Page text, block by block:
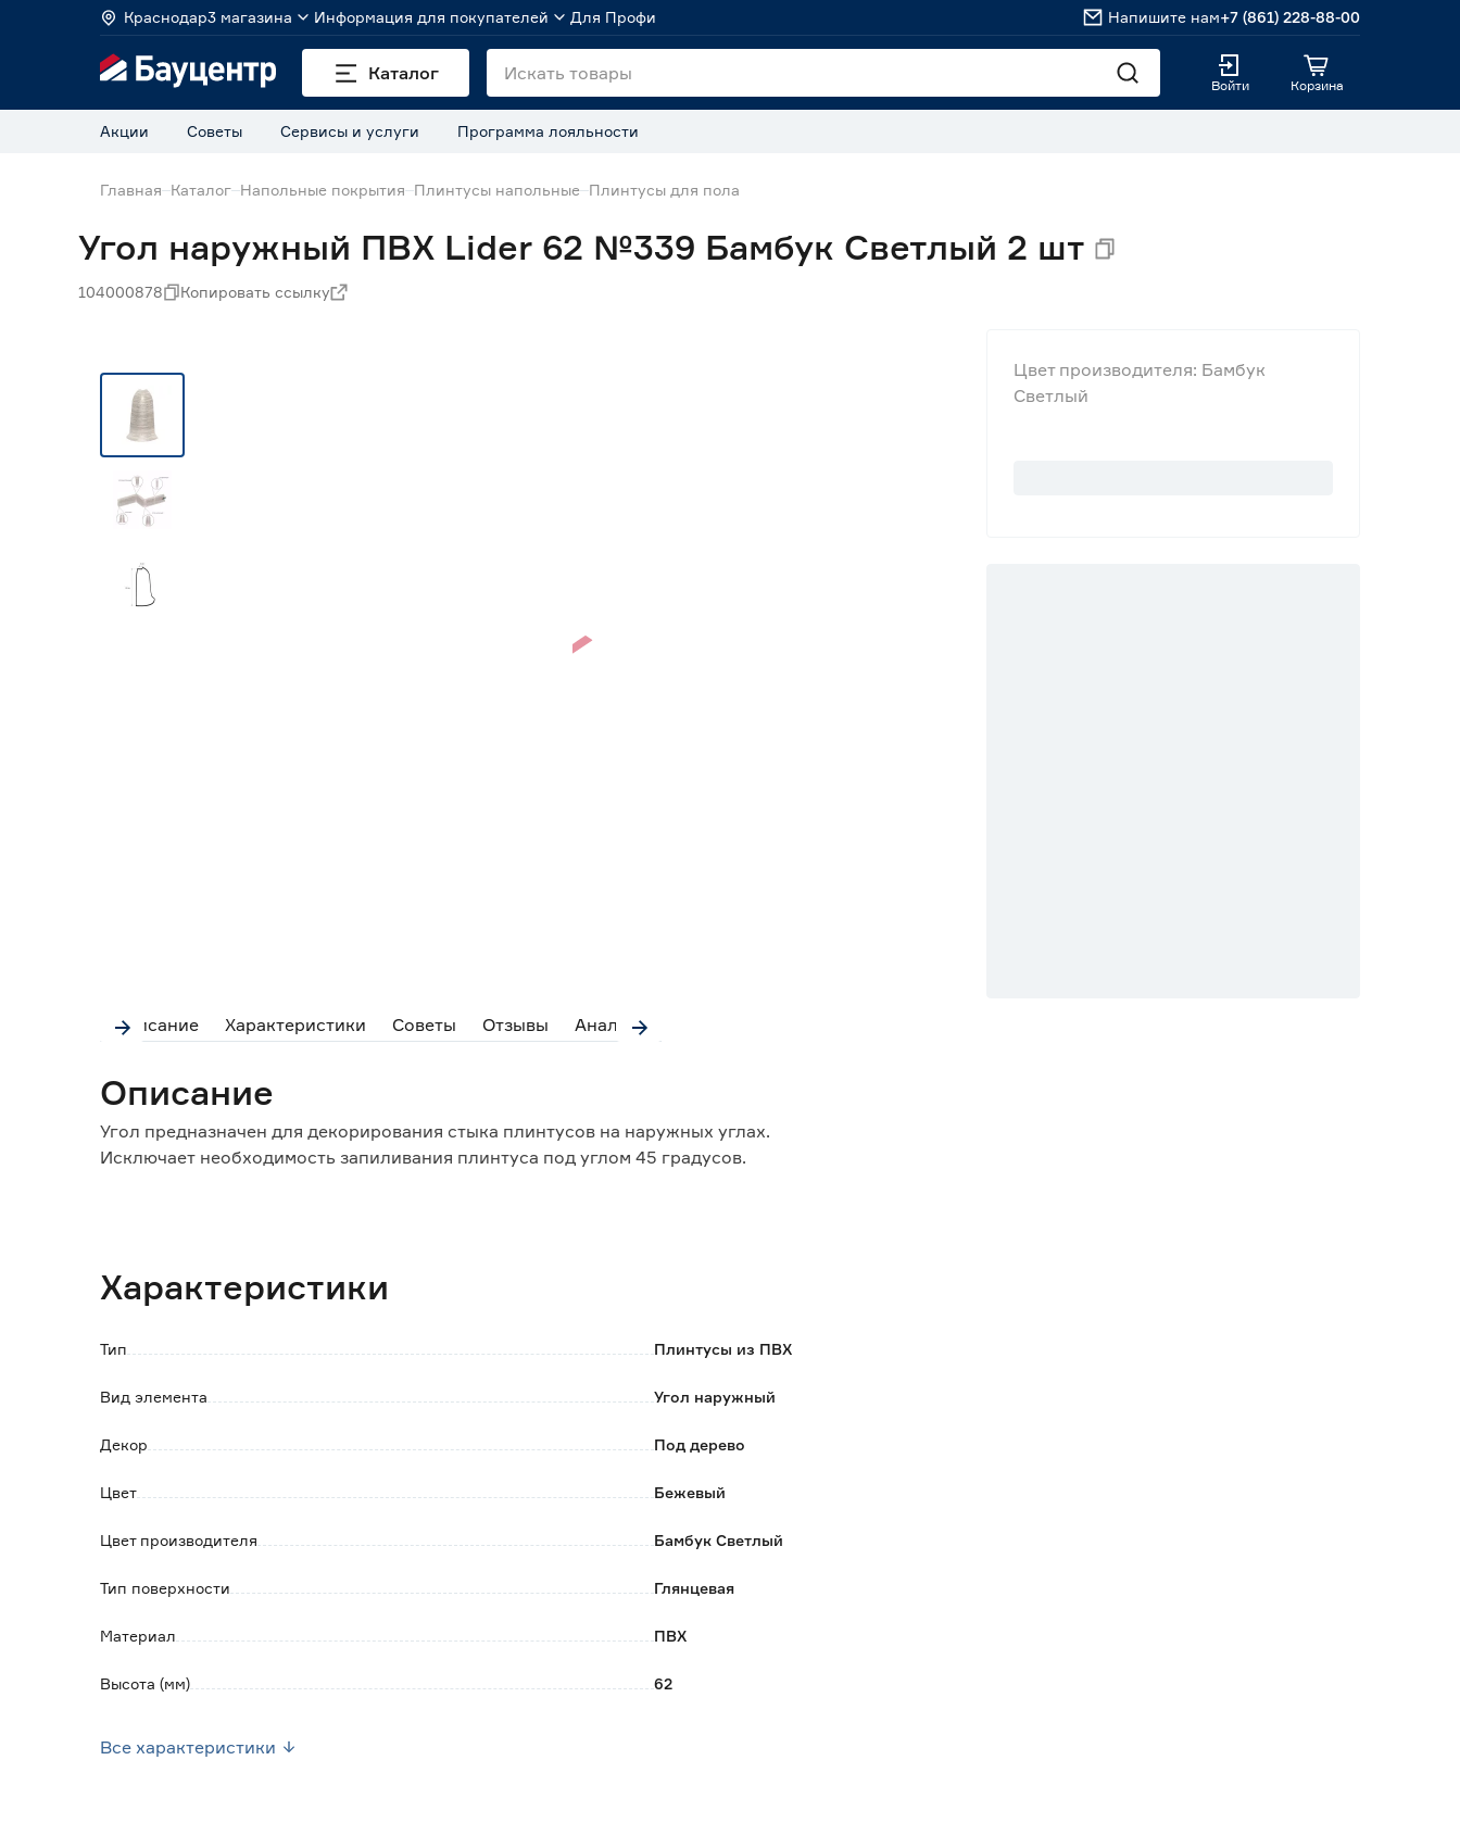
Краснодар3 магазина Информация для покупателей Для Профи Напишите нам+7 (861) 228-88-00
Каталог
Войти Корзина
Акции Советы Сервисы и услуги Программа лояльности
Главная Каталог Напольные покрытия Плинтусы напольные Плинтусы для пола
Угол наружный ПВХ Lider 62 №339 Бамбук Светлый 2 шт
104000878 Копировать ссылку
Описание Характеристики Советы Отзывы Аналоги
Описание
Угол предназначен для декорирования стыка плинтусов на наружных углах.
Исключает необходимость запиливания плинтуса под углом 45 градусов.
Характеристики
Тип Плинтусы из ПВХ
Вид элемента Угол наружный
Декор Под дерево
Цвет Бежевый
Цвет производителя Бамбук Светлый
Тип поверхности Глянцевая
Материал ПВХ
Высота (мм) 62
Все характеристики
Цвет производителя: Бамбук
Светлый